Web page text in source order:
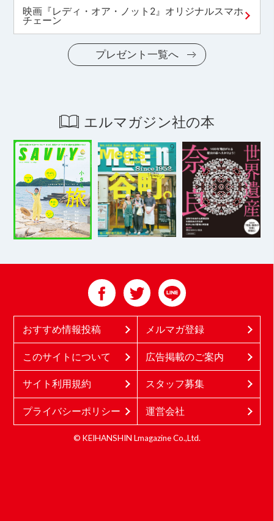
映画『レディ・オア・ノット2』オリジナルスマホ
チェーン
プレゼント一覧へ
エルマガジン社の本
おすすめ情報投稿 メルマガ登録
このサイトについて 広告掲載のご案内
サイト利用規約 スタッフ募集
プライバシーポリシー 運営会社
© KEIHANSHIN Lmagazine Co.,Ltd.